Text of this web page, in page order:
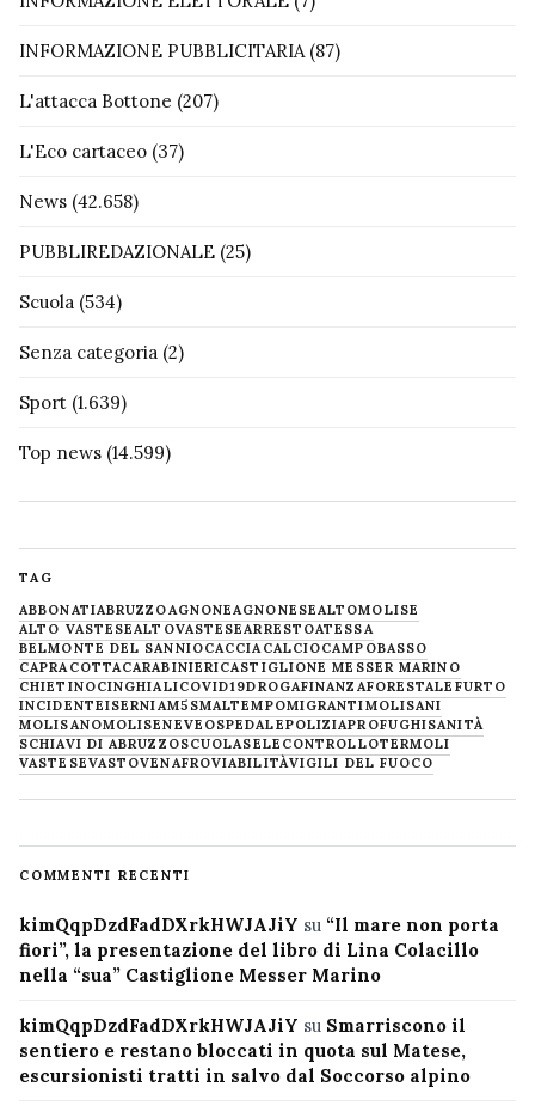
INFORMAZIONE PUBBLICITARIA(87)
L'attacca Bottone (207)
L'Eco cartaceo (37)
News (42.658)
PUBBLIREDAZIONALE (25)
Scuola (534)
Senza categoria (2)
Sport (1.639)
Top news (14.599)
TAG
ABBONATIABRUZZOAGNONEAGNONESEALTOMOLISE
ALTO VASTESEALTOVASTESEARRESTOATESSA
BELMONTE DEL SANNIOCACCIACALCIOCAMPOBASSO
CAPRACOTTACARABINIERICASTIGLIONE MESSER MARINO
CHIETINOCINGHIALICOVID19DROGAFINANZAFORESTALE FURTO
INCIDENTEISERNIAM5SMALTEMPOMIGRANTIMOLISANI
MOLISANOMOLISENEVE OSPEDALEPOLIZIAPROFUGHISANITÀ
SCHIAVI DI ABRUZZOSCUOLASELECONTROLLOTERMOLI
VASTESEVASTOVENAFROVIABILITÀVIGILI DEL FUOCO
COMMENTI RECENTI
kimQqpDzdFadDXrkHWJAJiY su “Il mare non porta
fiori”, la presentazione del libro di Lina Colacillo
nella “sua” Castiglione Messer Marino
kimQqpDzdFadDXrkHWJAJiY su Smarriscono il
sentiero e restano bloccati in quota sul Matese,
escursionisti tratti in salvo dal Soccorso alpino